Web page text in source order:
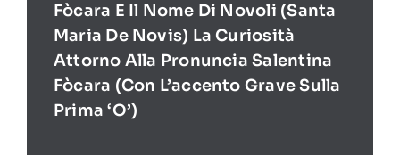
Fòcara E Il Nome Di Novoli (Santa
Maria De Novis) La Curiosità
Attorno Alla Pronuncia Salentina
Fòcara (con L’accento Grave Sulla
Prima ‘O’)